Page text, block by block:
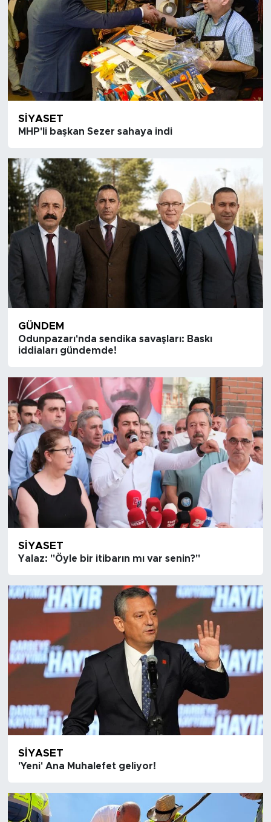
SIYASET
MHP'li başkan Sezer sahaya indi
GÜNDEM
Odunpazarı'nda sendika savaşları: Baskı
iddiaları gündemde!
SIYASET
Yalaz: "Öyle bir itibarın mı var senin?"
SIYASET
'Yeni' Ana Muhalefet geliyor!